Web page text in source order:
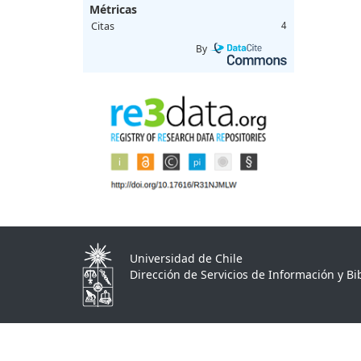
Métricas
Citas 4
By
Universidad de Chile
Dirección de Servicios de Información y